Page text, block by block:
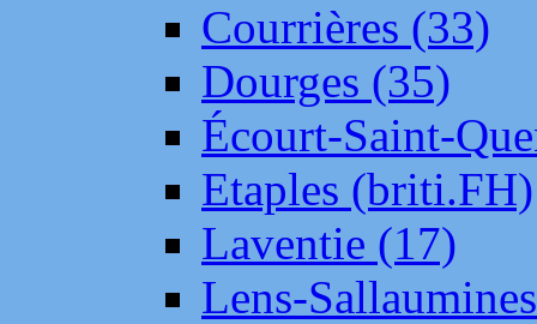
Courrières (33)
Dourges (35)
Écourt-Saint-
Etaples (briti.FH)
Laventie (17)
Lens-